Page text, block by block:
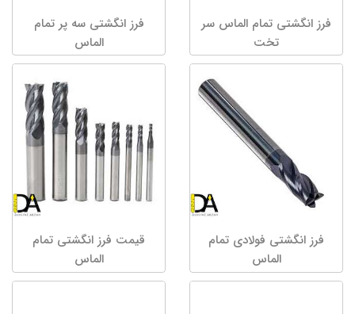
فرز انگشتی تمام الماس سر
تخت
فرز انگشتی سه پر تمام
الماس
فرز انگشتی فولادی تمام
الماس
قیمت فرز انگشتی تمام
الماس